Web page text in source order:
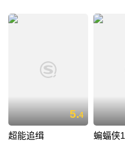
5.4
超能追缉 蝙蝠侠1